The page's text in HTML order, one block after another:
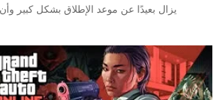
يزال بعيدًا عن موعد الإطلاق بشكل كبير